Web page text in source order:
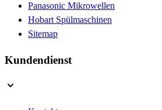
Panasonic Mikrowellen
Hobart Spülmaschinen
Sitemap
Kundendienst